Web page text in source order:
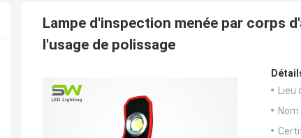
Lampe d'inspection menée par corps
l'usage de polissage
Lieu